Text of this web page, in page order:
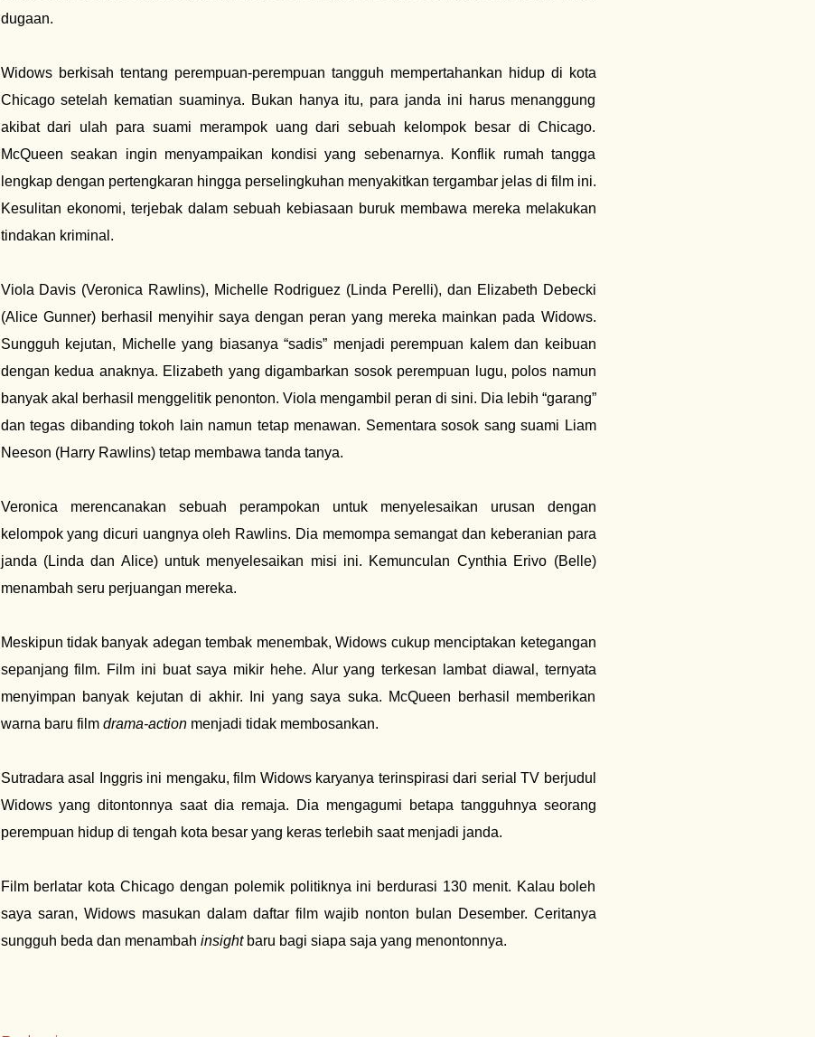
dugaan.
Widows berkisah tentang perempuan-perempuan tangguh mempertahankan hidup di kota
Chicago setelah kematian suaminya. Bukan hanya itu, para janda ini harus menanggung
akibat dari ulah para suami merampok uang dari sebuah kelompok besar di Chicago.
McQueen seakan ingin menyampaikan kondisi yang sebenarnya. Konflik rumah tangga
lengkap dengan pertengkaran hingga perselingkuhan menyakitkan tergambar jelas di film ini.
Kesulitan ekonomi, terjebak dalam sebuah kebiasaan buruk membawa mereka melakukan
tindakan kriminal.
Viola Davis (Veronica Rawlins), Michelle Rodriguez (Linda Perelli), dan Elizabeth Debecki
(Alice Gunner) berhasil menyihir saya dengan peran yang mereka mainkan pada Widows.
Sungguh kejutan, Michelle yang biasanya “sadis” menjadi perempuan kalem dan keibuan
dengan kedua anaknya. Elizabeth yang digambarkan sosok perempuan lugu, polos namun
banyak akal berhasil menggelitik penonton. Viola mengambil peran di sini. Dia lebih “garang”
dan tegas dibanding tokoh lain namun tetap menawan. Sementara sosok sang suami Liam
Neeson (Harry Rawlins) tetap membawa tanda tanya.
Veronica merencanakan sebuah perampokan untuk menyelesaikan urusan dengan
kelompok yang dicuri uangnya oleh Rawlins. Dia memompa semangat dan keberanian para
janda (Linda dan Alice) untuk menyelesaikan misi ini. Kemunculan Cynthia Erivo (Belle)
menambah seru perjuangan mereka.
Meskipun tidak banyak adegan tembak menembak, Widows cukup menciptakan ketegangan
sepanjang film. Film ini buat saya mikir hehe. Alur yang terkesan lambat diawal, ternyata
menyimpan banyak kejutan di akhir. Ini yang saya suka. McQueen berhasil memberikan
warna baru film drama-actionmenjadi tidak membosankan.
Sutradara asal Inggris ini mengaku, film Widows karyanya terinspirasi dari serial TV berjudul
Widows yang ditontonnya saat dia remaja. Dia mengagumi betapa tangguhnya seorang
perempuan hidup di tengah kota besar yang keras terlebih saat menjadi janda.
Film berlatar kota Chicago dengan polemik politiknya ini berdurasi 130 menit. Kalau boleh
saya saran, Widows masukan dalam daftar film wajib nonton bulan Desember. Ceritanya
sungguh beda dan menambah insightbaru bagi siapa saja yang menontonnya.